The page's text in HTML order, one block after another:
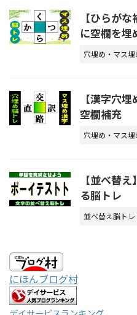
【ひらが
に空欄を埋
穴埋め・マス
【漢字穴
空欄補充
穴埋め・マス
【並べ替
る脳トレ
並べ替え脳トレ
にほんブログ村